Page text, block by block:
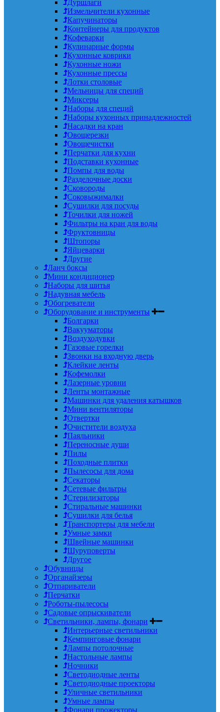
Дуршлаги
Измельчители кухонные
Капучинаторы
Контейнеры для продуктов
Кофеварки
Кулинарные формы
Кухонные коврики
Кухонные ножи
Кухонные прессы
Лотки столовые
Мельницы для специй
Миксеры
Наборы для специй
Наборы кухонных принадлежностей
Насадки на кран
Овощерезки
Овощечистки
Перчатки для кухни
Подставки кухонные
Помпы для воды
Разделочные доски
Сковороды
Соковыжималки
Сушилки для посуды
Точилки для ножей
Фильтры на кран для воды
Фруктовницы
Штопоры
Яйцеварки
Другие
Ланч боксы
Мини кондиционер
Наборы для шитья
Надувная мебель
Обогреватели
Оборудование и инструменты
Болгарки
Вакууматоры
Воздуходувки
Газовые горелки
Звонки на входную дверь
Клейкие ленты
Кофемолки
Лазерные уровни
Ленты монтажные
Машинки для удаления катышков
Мини вентиляторы
Отвертки
Очистители воздуха
Паяльники
Переносные души
Пилы
Походные плитки
Пылесосы для дома
Секаторы
Сетевые фильтры
Стерилизаторы
Стиральные машинки
Сушилки для белья
Транспортеры для мебели
Умные замки
Швейные машинки
Шуруповерты
Другое
Обувницы
Органайзеры
Отпариватели
Перчатки
Роботы-пылесосы
Садовые опрыскиватели
Светильники, лампы, фонари
Интерьерные светильники
Кемпинговые фонари
Лампы потолочные
Настольные лампы
Ночники
Светодиодные ленты
Светодиодные проекторы
Уличные светильники
Умные лампы
Фонари прожекторы